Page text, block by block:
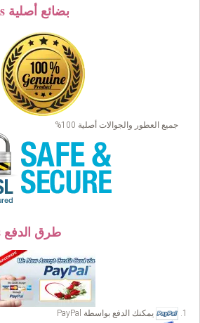
Genuine Products بضائع أصلية
جميع العطور والجوالات أصلية 100%
Payment Options طرق الدفع
يمكنك الدفع بواسطة PayPal